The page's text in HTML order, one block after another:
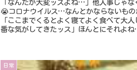
「なんだか大変ッスよね…」他人事じゃな
😭コロナウイルス…なんとかならないもの
「ここまでくるとよく寝てよく食べて大
番な気がしてきたッス」ほんとにそれよ
日常